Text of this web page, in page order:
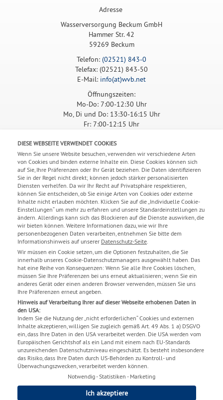
DIESE WEBSEITE VERWENDET COOKIES
Wenn Sie unsere Website besuchen, verwenden wir verschiedene Arten
von Cookies und binden externe Inhalte ein. Diese Cookies können sich
auf Sie, Ihre Präferenzen oder Ihr Gerät beziehen. Die Daten identifizieren
Sie in der Regel nicht direkt; können jedoch stärker personalisierten
Diensten verhelfen. Da wir Ihr Recht auf Privatsphäre respektieren,
können Sie entscheiden, ob Sie einige Arten von Cookies oder externe
Inhalte nicht erlauben möchten. Klicken Sie auf die „Individuelle Cookie-
Einstellungen“ um mehr zu erfahren und unsere Standardeinstellungen zu
ändern. Allerdings kann sich das Blockieren auf die Dienste auswirken, die
wir bieten können. Weitere Informationen dazu, wie wir Ihre
personenbezogenen Daten verarbeiten, entnehmen Sie bitte dem
Informationshinweis auf unserer Datenschutz-Seite.
Wir müssen ein Cookie setzen, um die Optionen festzuhalten, die Sie
innerhalb unseres Cookie-Datenschutzmanagers ausgewählt haben. Das
hat eine Reihe von Konsequenzen: Wenn Sie alle Ihre Cookies löschen,
müssen Sie Ihre Präferenzen bei uns erneut aktualisieren; wenn Sie ein
anderes Gerät oder einen anderen Browser verwenden, müssen Sie uns
Ihre Präferenzen erneut angeben.
Hinweis auf Verarbeitung Ihrer auf dieser Webseite erhobenen Daten in
den USA:
Indem Sie die Nutzung der „nicht erforderlichen“ Cookies und externen
Inhalte akzeptieren, willigen Sie zugleich gemäß Art. 49 Abs. 1 a) DSGVO
ein, dass Ihre Daten in den USA verarbeitet werden. Die USA werden vom
Europäischen Gerichtshof als ein Land mit einem nach EU-Standards
unzureichenden Datenschutzniveau eingeschätzt. Es besteht insbesondere
das Risiko, dass Ihre Daten durch US-Behörden zu Kontroll- und
Überwachungszwecken, verarbeitet werden können.
Notwendig - Statistiken - Marketing
Ich akzeptiere
Adresse
Wasserversorgung Beckum GmbH
Hammer Str. 42
59269 Beckum
Telefon: (02521) 843-0
Telefax: (02521) 843-50
E-Mail: info(at)wvb.net
Öffnungszeiten:
Mo-Do: 7:00-12:30 Uhr
Mo, Di und Do: 13:30-16:15 Uhr
Fr: 7:00-12:15 Uhr
ANFAHRT
Bitteakzeptieren Sie Marketing-Cookies,um die Karte zu
sehen.
IMPRESSUM
NUTZUNGSBEDINGUNGEN
DATENSCHUTZERKLÄRUNG
INFORMATIONSPFLICHTEN
ERKLÄRUNG ZUR DIGITALEN BARRIEREFREIHEIT
KONTAKT
SITEMAP